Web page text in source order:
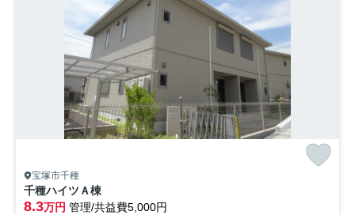
宝塚市千種
千種ハイツＡ棟
8.3万円 管理/共益費5,000円